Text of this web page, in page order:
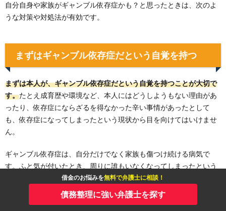
借金のお悩みを無料で弁護士に相談！
債務整理に強い弁護士を探す
自分自身や家族がギャンブル依存症かも？と思ったときは、次のよ
うな対策や対処法が有効です。
まずはギャンブル依存症だという自覚を持つ
まずは本人が、ギャンブル依存症だという自覚を持つことが大切で
す。たとえ成育歴や環境など、本人にはどうしようもない理由があ
ったり、依存症にならざるを得なかった辛い事情があったとして
も、依存症になってしまったという現状から目を向けてはいけませ
ん。
ギャンブル依存症は、自分だけでなく家族も傷つけ続ける病気で
す。ふと気が付いたとき、周りに誰もいなくなってしまったという
状況にならないためにも、適切な治療や対処法を取り、依存症から
いち早く抜け出す努力をしてきましょう。